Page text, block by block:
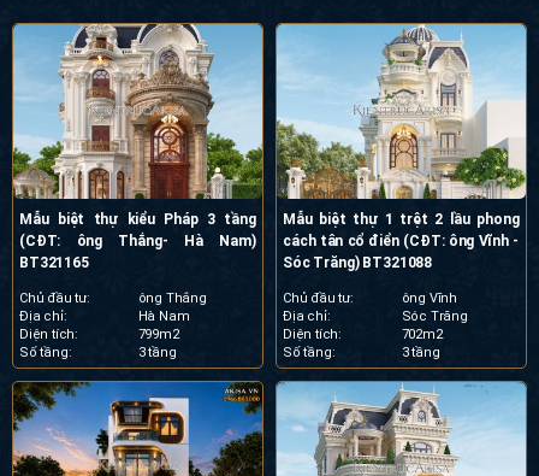
Mẫu biệt thự kiểu Pháp 3 tầng
(CĐT: ông Thắng- Hà Nam)
BT321165
Chủ đầu tư:
ông Thắng
Địa chỉ:
Hà Nam
Diện tích:
799m2
Số tầng:
3 tầng
Mẫu biệt thự 1 trệt 2 lầu phong
cách tân cổ điển (CĐT: ông Vĩnh -
Sóc Trăng) BT321088
Chủ đầu tư:
ông Vĩnh
Địa chỉ:
Sóc Trăng
Diện tích:
702m2
Số tầng:
3 tầng